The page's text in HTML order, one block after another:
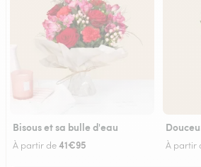
Bisous et sa bulle d'eau
À partir de41€95 À partir